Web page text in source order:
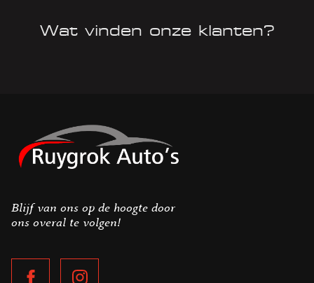
Wat vinden onze klanten?
Blijf van ons op de hoogte door
ons overal te volgen!